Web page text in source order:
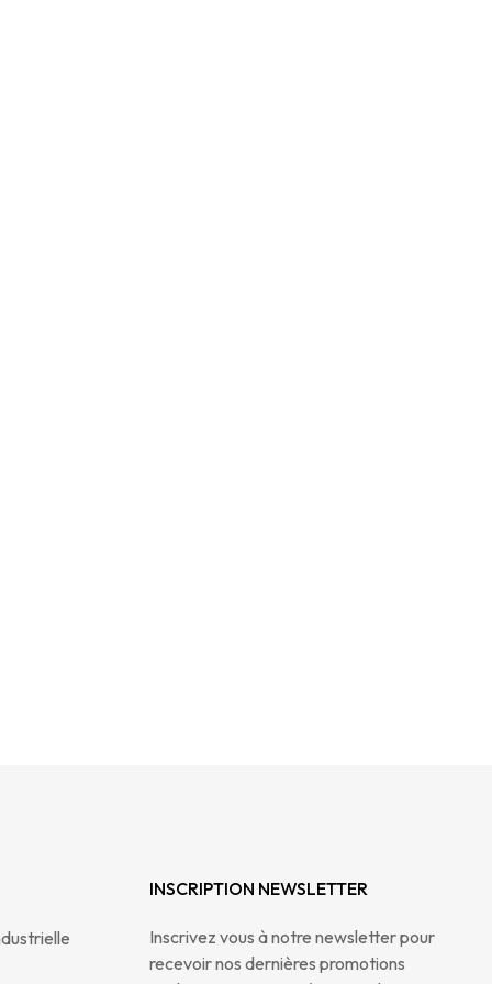
INSCRIPTION NEWSLETTER
Inscrivez vous à notre newsletter pour
recevoir nos dernières promotions